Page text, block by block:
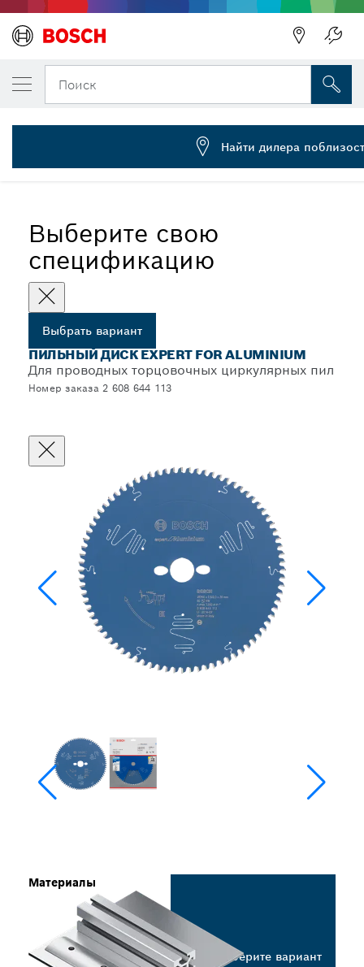
Поиск
... Пильные диски Expert for Aluminium для торцовочных пил
Выберите свою
спецификацию
Выбрать вариант
ПИЛЬНЫЙ ДИСК EXPERT FOR ALUMINIUM
Для проводных торцовочных циркулярных пил
Номер заказа 2 608 644 113
Материалы
Выберите вариант
ВЫБРАННЫЙ ВАРИАНТ
Пильный диск Expert for Aluminium
2 608 644 113
Найти дилера